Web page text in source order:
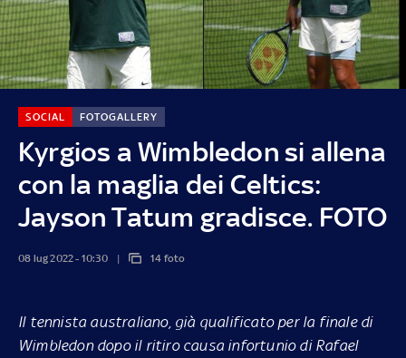
Kyrgios a Wimbledon si allena
con la maglia dei Celtics:
Jayson Tatum gradisce. FOTO
SOCIAL FOTOGALLERY
08 lug 2022 - 10:30 14 foto
Il tennista australiano, già qualificato per la finale di
Wimbledon dopo il ritiro causa infortunio di Rafael